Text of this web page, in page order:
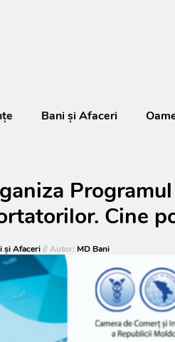
Bani și Afaceri
Cine
și Afaceri// Autor: MD Bani